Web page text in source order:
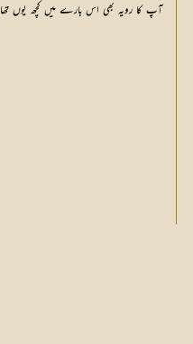
آپ کا رویہ بھی اس بارے میں کچھ یوں تھا